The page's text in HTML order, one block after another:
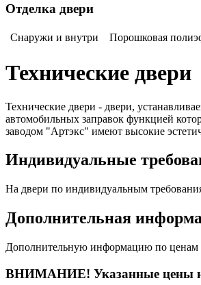
Отделка двери
Снаружи и внутри Порошковая
Технические двери
Технические двери - двери,
автомобильных заправок функцией
заводом "Артэкс" имеют высокие
Индивидуальные
На двери по индивидуальным
Дополнительная
Дополнительную информацию по
ВНИМАНИЕ! Указанные цены